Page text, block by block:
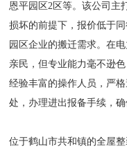
恩平园区2区等。该公司主
损坏的前提下，报价低于
园区企业的搬迁需求。在
亲民，但专业能力毫不逊
经验丰富的操作人员，严
处，办理进出报备手续，确
位于鹤山市共和镇的全屋